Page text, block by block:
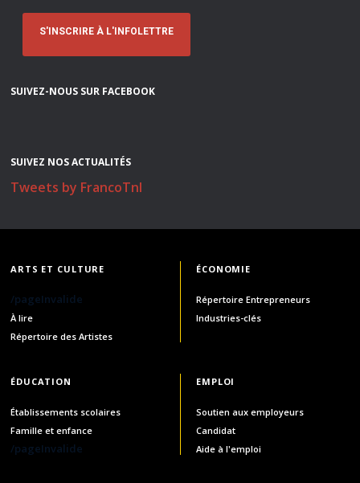
S'INSCRIRE À L'INFOLETTRE
SUIVEZ-NOUS SUR FACEBOOK
SUIVEZ NOS ACTUALITÉS
Tweets by FrancoTnl
ARTS ET CULTURE
/pageInvalide
À lire
Répertoire des Artistes
ÉCONOMIE
Répertoire Entrepreneurs
Industries-clés
ÉDUCATION
Établissements scolaires
Famille et enfance
/pageInvalide
EMPLOI
Soutien aux employeurs
Candidat
Aide à l'emploi